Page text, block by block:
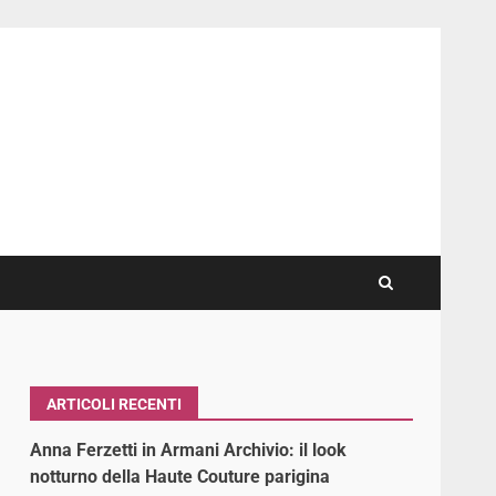
ARTICOLI RECENTI
Anna Ferzetti in Armani Archivio: il look
notturno della Haute Couture parigina